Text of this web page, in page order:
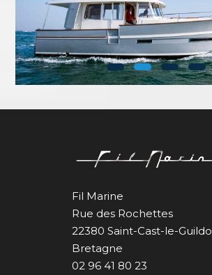
Fil Marine
Rue des Rochettes
22380 Saint-Cast-le-Guildo
Bretagne
02 96 41 80 23